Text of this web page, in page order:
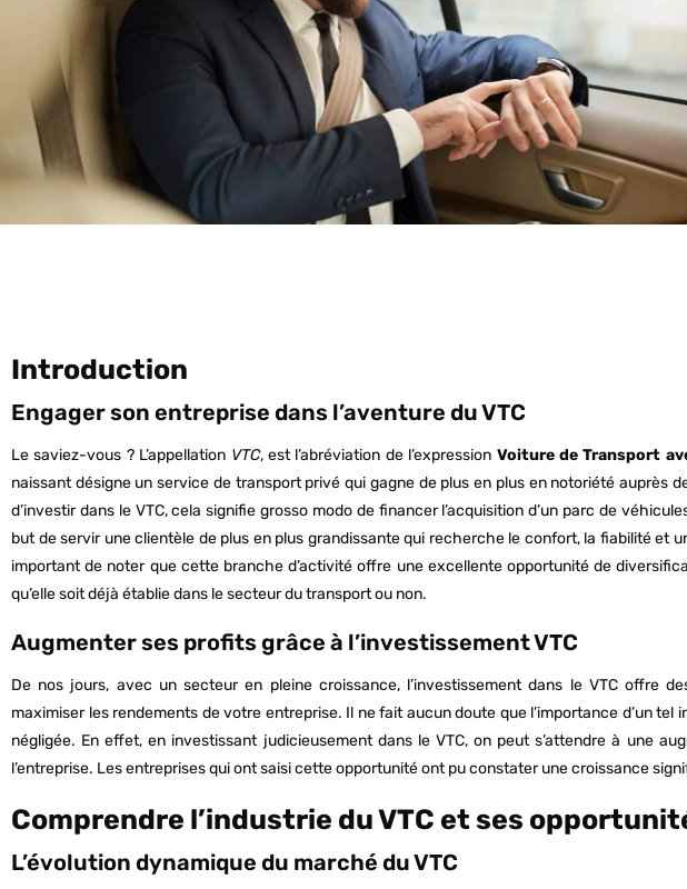
Introduction
Engager son entreprise dans l’aventure du VTC
Le saviez-vous ? L’appellation VTC, est l’abréviation de l’expression Voiture de Transport
naissant désigne un service de transport privé qui gagne de plus en plus en notoriété auprès
d’investir dans le VTC, cela signifie grosso modo de financer l’acquisition d’un parc de
but de servir une clientèle de plus en plus grandissante qui recherche le confort, la fiabilité et
important de noter que cette branche d’activité offre une excellente opportunité de
qu’elle soit déjà établie dans le secteur du transport ou non.
Augmenter ses profits grâce à l’investissement VTC
De nos jours, avec un secteur en pleine croissance, l’investissement dans le VTC offre
maximiser les rendements de votre entreprise. Il ne fait aucun doute que l’importance d’un tel
négligée. En effet, en investissant judicieusement dans le VTC, on peut s’attendre à une
l’entreprise. Les entreprises qui ont saisi cette opportunité ont pu constater une croissance
Comprendre l’industrie du VTC et ses
L’évolution dynamique du marché du VTC